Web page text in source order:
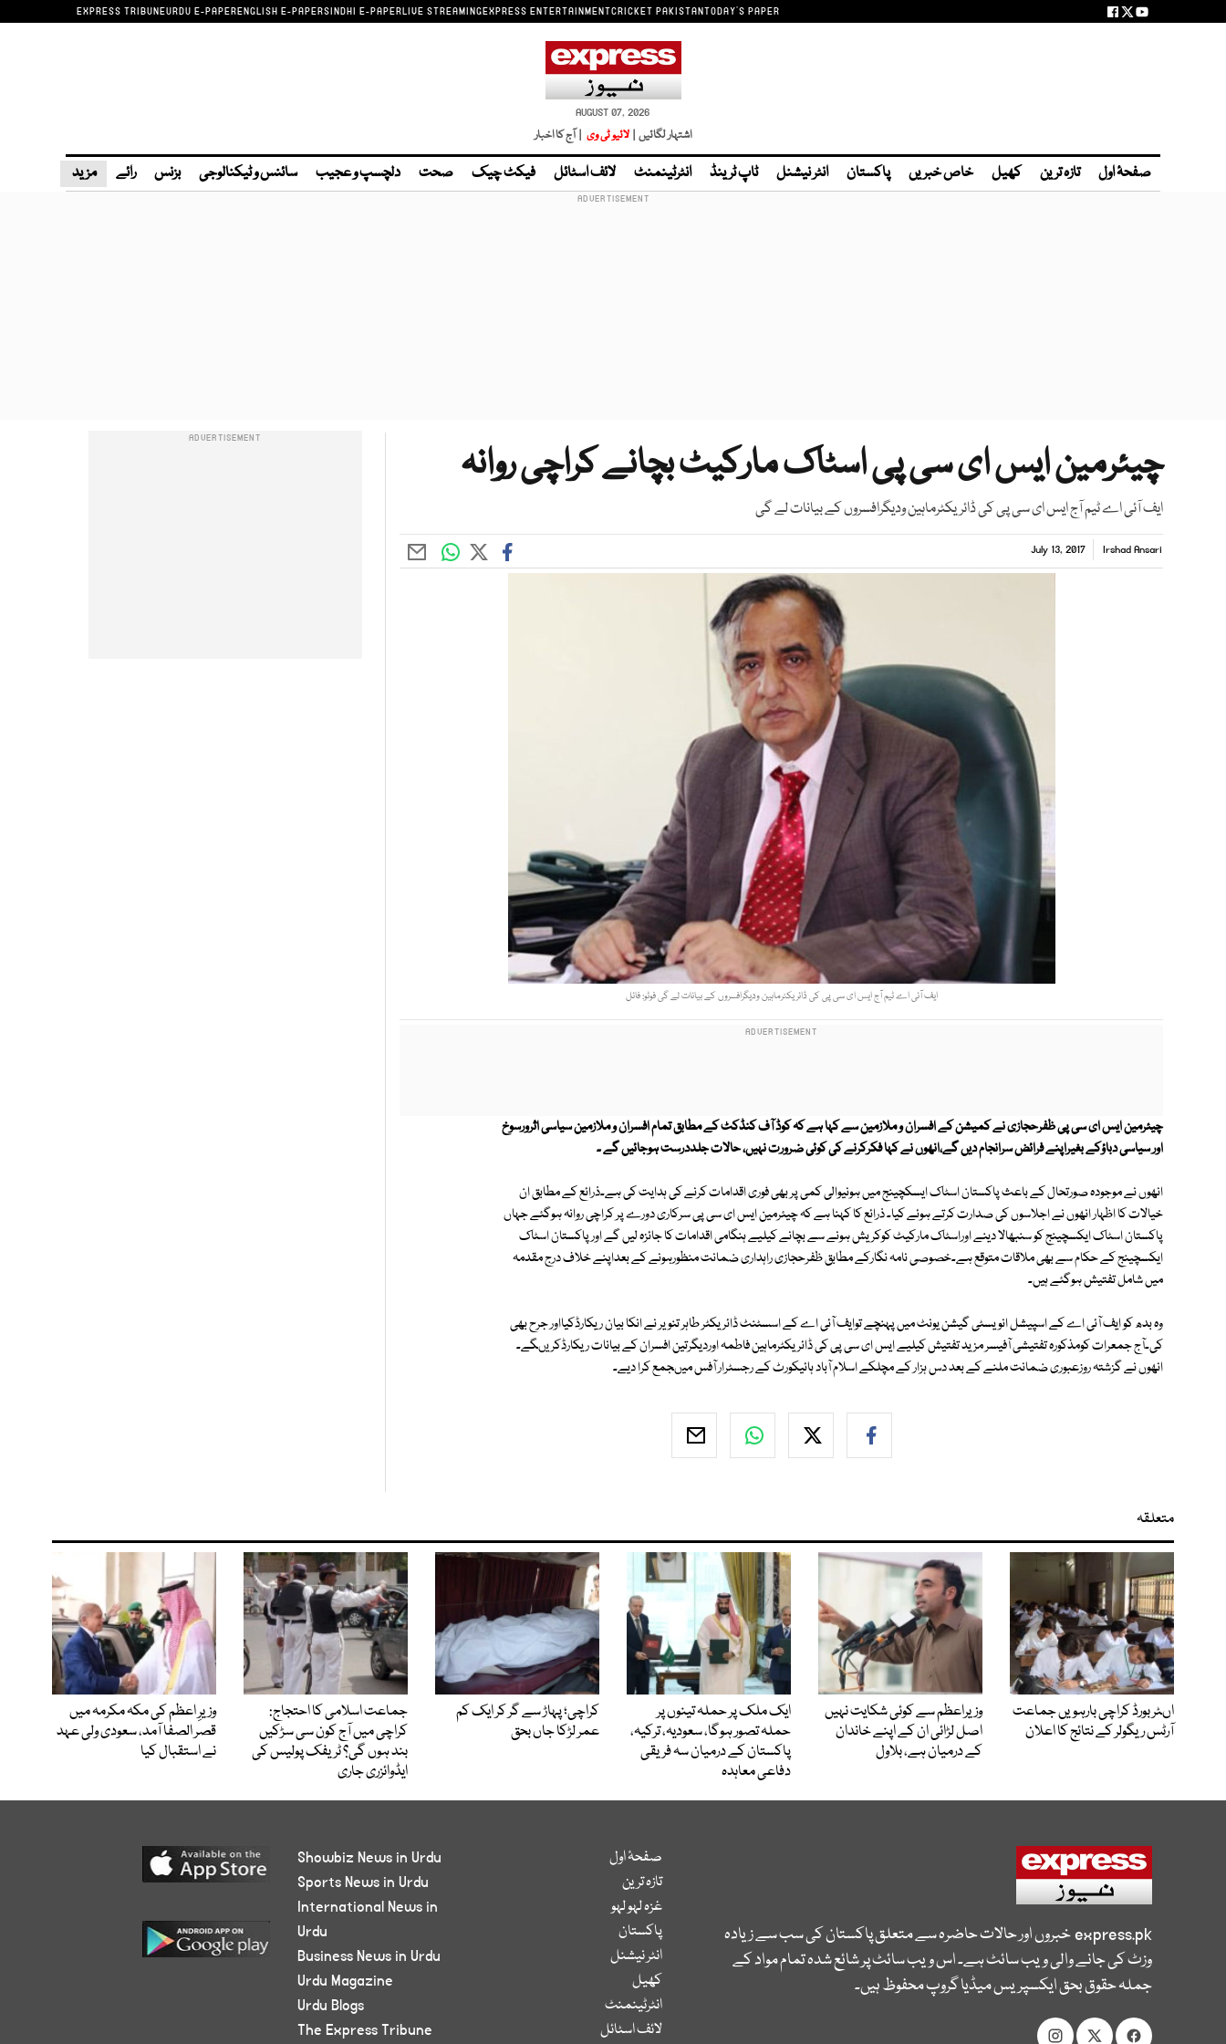
EXPRESS TRIBUNEURDU E-PAPERENGLISH E-PAPERSINDHI E-PAPERLIVE STREAMINGEXPRESS ENTERTAINMENTCRICKET PAKISTANTODAY'S PAPER
AUGUST 07, 2026
اشتہار لگائیں | لائیو ٹی وی | آج کا اخبار
صفحۂ اول تازہ ترین کھیل خاص خبریں پاکستان انٹر نیشنل ٹاپ ٹرینڈ انٹرٹینمنٹ لائف اسٹائل فیکٹ چیک صحت دلچسپ و عجیب سائنس و ٹیکنالوجی بزنس رائے مزید
چیئرمین ایس ای سی پی اسٹاک مارکیٹ بچانے کراچی روانہ
ایف آئی اے ٹیم آج ایس ای سی پی کی ڈائریکٹرماہین ودیگرافسروں کے بیانات لے گی
Irshad Ansari
July 13, 2017
ایف آئی اے ٹیم آج ایس ای سی پی کی ڈائریکٹرماہین ودیگرافسروں کے بیانات لے گی فوٹو: فائل
چیئرمین ایس ای سی پی ظفرحجازی نے کمیشن کے افسران و ملازمین سے کہا ہے کہ کوڈ آف کنڈکٹ کے مطابق تمام افسران و ملازمین سیاسی اثرورسوخ
اور سیاسی دباؤکے بغیراپنے فرائض سرانجام دیں گے،انھوں نے کہا فکرکرنے کی کوئی ضرورت نہیں، حالات جلددرست ہوجائیں گے ۔
انھوں نے موجودہ صورتحال کے باعث پاکستان اسٹاک ایسکچینج میں ہونیوالی کمی پر بھی فوری اقدامات کرنے کی ہدایت کی ہے۔ذرائع کے مطابق ان
خیالات کا اظہار انھوں نے اجلاسوں کی صدارت کرتے ہوئے کیا۔ ذرائع کا کہنا ہے کہ چیئرمین ایس ای سی پی سرکاری دورے پر کراچی روانہ ہوگئے جہاں
پاکستان اسٹاک ایکسچینج کو سنبھالا دینے اوراسٹاک مارکیٹ کوکریش ہونے سے بچانے کیلیے ہنگامی اقدامات کا جائزہ لیں گے اور پاکستان اسٹاک
ایکسچینج کے حکام سے بھی ملاقات متوقع ہے۔خصوصی نامہ نگارکے مطابق ظفرحجازی راہداری ضمانت منظورہونے کے بعداپنے خلاف درج مقدمہ
میں شامل تفتیش ہوگئے ہیں۔
وہ بدھ کو ایف آئی اے کے اسپیشل انویسٹی گیشن یونٹ میں پہنچے توایف آئی اے کے اسسٹنٹ ڈائریکٹر طاہر تنویر نے انکا بیان ریکارڈکیااور جرح بھی
کی۔آج جمعرات کومذکورہ تفتیشی آفیسر مزید تفتیش کیلیے ایس ای سی پی کی ڈائریکٹرماہین فاطمہ اوردیگرتین افسران کے بیانات ریکارڈکریںگے۔
انھوں نے گزشتہ روزعبوری ضمانت ملنے کے بعد دس ہزار کے مچلکے اسلام آباد ہائیکورٹ کے رجسٹرار آفس میںجمع کرا دیے۔
متعلقہ
اںٹر بورڈ کراچی بارہویں جماعت
آرٹس ریگولر کے نتائج کا اعلان
وزیراعظم سے کوئی شکایت نہیں
اصل لڑائی ان کے اپنے خاندان
کے درمیان ہے، بلاول
ایک ملک پر حملہ تینوں پر
حملہ تصور ہوگا، سعودیہ، ترکیہ،
پاکستان کے درمیان سہ فریقی
دفاعی معاہدہ
کراچی؛ پہاڑ سے گر کر ایک کم
عمر لڑکا جاں بحق
جماعت اسلامی کا احتجاج:
کراچی میں آج کون سی سڑکیں
بند ہوں گی؟ ٹریفک پولیس کی
ایڈوائزری جاری
وزیرِ اعظم کی مکہ مکرمہ میں
قصر الصفا آمد، سعودی ولی عہد
نے استقبال کیا
express.pkخبروں اور حالات حاضرہ سے متعلق پاکستان کی سب سے زیادہ
وزٹ کی جانے والی ویب سائٹ ہے۔ اس ویب سائٹ پر شائع شدہ تمام مواد کے
جملہ حقوق بحق ایکسپریس میڈیا گروپ محفوظ ہیں۔
صفحۂ اول
تازہ ترین
غزہ لہو لہو
پاکستان
انٹر نیشنل
کھیل
انٹرٹینمنٹ
لائف اسٹائل
Showbiz News in Urdu
Sports News in Urdu
International News in
Urdu
Business News in Urdu
Urdu Magazine
Urdu Blogs
The Express Tribune